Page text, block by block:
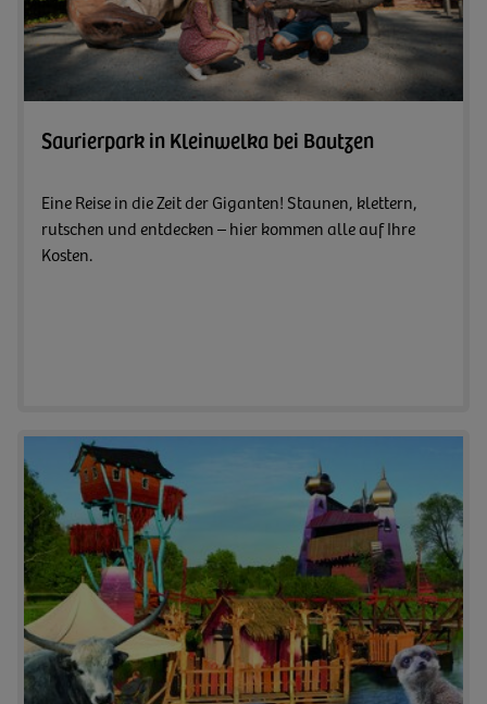
Saurierpark in Kleinwelka bei Bautzen
Eine Reise in die Zeit der Giganten! Staunen, klettern,
rutschen und entdecken – hier kommen alle auf Ihre
Kosten.